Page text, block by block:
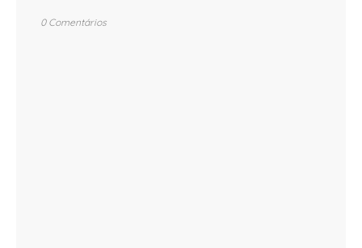
0 Comentários